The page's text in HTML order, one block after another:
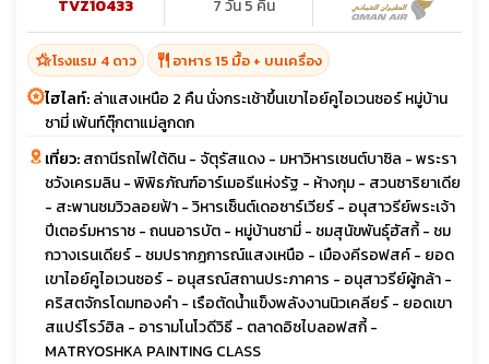
TVZ10433 7 วัน 5 คืน
hotel_classโรงแรม 4 ดาว restaurant อาหาร 15 มื้อ + บนเครื่อง
ไฮไลท์:ล่าแสงเหนือ 2 คืน นั่งกระเช้าขึ้นเขาไอย์คูไอเวนซอร์ หมู่บ้าน
ซามี่ เพ้นท์ตุ๊กตาแม่ลูกดก
เที่ยว:สถานีรถไฟใต้ดิน - จัตุรัสแดง - มหาวิหารเซนต์บาซิล - พระรา
ชวังเครมลิน - พิพิธภัณฑ์อาร์เมอรีแห่งรัฐ - ห้างกุม - สวนซาริยาเดีย
- สะพานชมวิวลอยฟ้า - วิหารเซ็นต์เดอซาร์เวียร์ - อนุสาวรีย์พระเจ้า
ปีเตอร์มหาราช - ถนนอารบัต - หมู่บ้านซามี่ - ชมสุนัขพันธุ์ฮัสกี้ - ชม
กวางเรนเดียร์ - ชมปรากฏการณ์แสงเหนือ - เมืองคีรอฟสค์ - ยอด
เขาไอย์คูไอเวนซอร์ - อนุสรณ์สถานประภาคาร - อนุสาวรีย์ผู้กล้า -
คริสตจักรโดมทองคำ - เรือตัดน้ำแข็งพลังงานนิวเคลียร์ - ยอดเขา
สแปร์โรว์ฮิล - อารามโนโวดีวิธี - ตลาดอิซไบลอฟสกี้ -
MATRYOSHKA PAINTING CLASS